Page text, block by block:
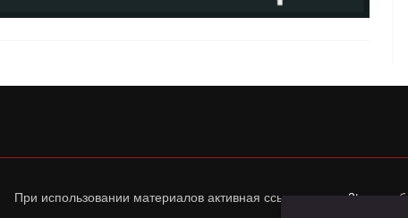
При использовании материалов активная ссылка наapp2top.ru